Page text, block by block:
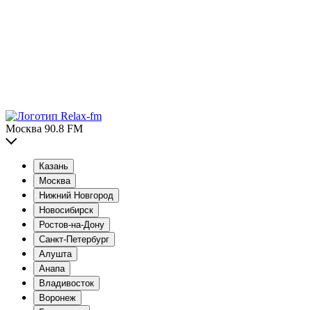
Москва 90.8 FM
Казань
Москва
Нижний Новгород
Новосибирск
Ростов-на-Дону
Санкт-Петербург
Алушта
Анапа
Владивосток
Воронеж